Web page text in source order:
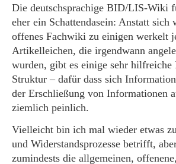
Die deutschsprachige BID/LIS-Wiki
eher ein Schattendasein: Anstatt sich
offenes Fachwiki zu einigen werkelt
Artikelleichen, die irgendwann
wurden, gibt es einige sehr
Struktur – dafür dass sich
der Erschließung von Informationen
ziemlich peinlich.
Vielleicht bin ich mal wieder etwas
und Widerstandsprozesse betrifft,
zumindests die allgemeinen,